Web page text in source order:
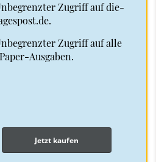
Zugriff auf die-
Zugriff auf alle
Ausgaben.
Jetzt kaufen